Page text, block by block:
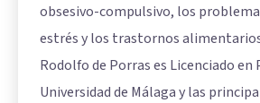
obsesivo-compulsivo, los
estrés y los trastornos
Rodolfo de Porras es Licenciado
Universidad de Málaga y las